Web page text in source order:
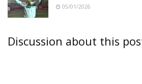
05/01/2026
Discussion about this